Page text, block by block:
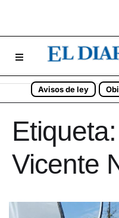
Avisos de ley
Etiqueta:
Vicente